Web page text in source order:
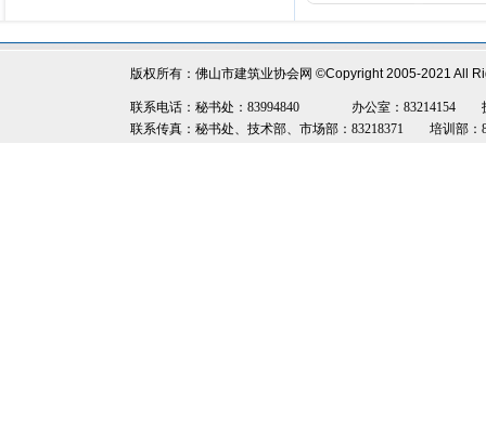
版权所有：佛山市建筑业协会网 ©Copyright 2005-2021 All
联系电话：秘书处：83994840 办公室：83214154 技
联系传真：秘书处、技术部、市场部：83218371 培训部